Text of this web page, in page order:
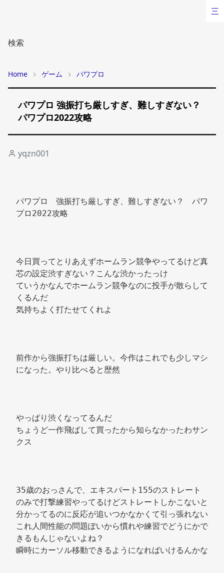
検索
Home ゲーム パワプロ
パワプロ 強振打ち厳しすぎ、難しすぎない？
パワプロ2022攻略
yqzn001
パワプロ　強振打ち厳しすぎ、難しすぎない？　パワ
プロ2022攻略
今日買ってとりあえずホームラン競争やってるけど真
芯の設定渋すぎない？こんな渋かったっけ
ていうかなんでホームラン競争なのに投手が散らして
くるんだ
気持ちよく打たせてくれよ
前作から強振打ちは厳しい。今作はこれでも少しマシ
になった。やり比べると歴然
やっぱり渋くなってるんだ
ちょうど一作飛ばして買ったから知らなかったわサン
クス
35歳のおっさんで、エキスパート155のストレート
のみで打撃練習やってるけどストレートしかこないと
これ人間性能の問題ぽいから慣れや練習でどうにかで
きるもんじゃないよね？
三